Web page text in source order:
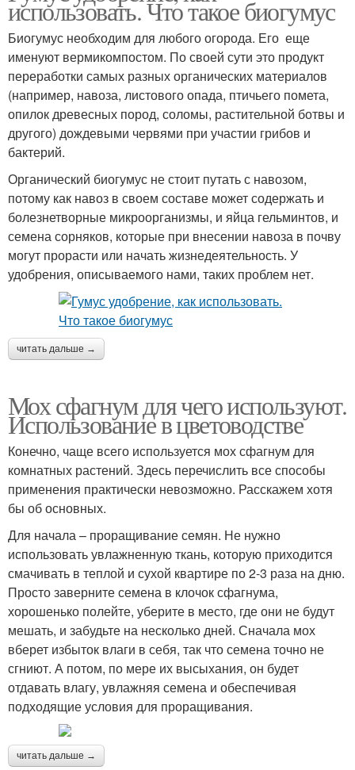
использовать. Что такое биогумус
Биогумус необходим для любого огорода. Его еще
именуют вермикомпостом. По своей сути это продукт
переработки самых разных органических материалов
(например, навоза, листового опада, птичьего помета,
опилок древесных пород, соломы, растительной ботвы и
другого) дождевыми червями при участии грибов и
бактерий.
Органический биогумус не стоит путать с навозом,
потому как навоз в своем составе может содержать и
болезнетворные микроорганизмы, и яйца гельминтов, и
семена сорняков, которые при внесении навоза в почву
могут прорасти или начать жизнедеятельность. У
удобрения, описываемого нами, таких проблем нет.
читать дальше →
Мох сфагнум для чего используют.
Использование в цветоводстве
Конечно, чаще всего используется мох сфагнум для
комнатных растений. Здесь перечислить все способы
применения практически невозможно. Расскажем хотя
бы об основных.
Для начала – проращивание семян. Не нужно
использовать увлажненную ткань, которую приходится
смачивать в теплой и сухой квартире по 2-3 раза на дню.
Просто заверните семена в клочок сфагнума,
хорошенько полейте, уберите в место, где они не будут
мешать, и забудьте на несколько дней. Сначала мох
вберет избыток влаги в себя, так что семена точно не
сгниют. А потом, по мере их высыхания, он будет
отдавать влагу, увлажняя семена и обеспечивая
подходящие условия для проращивания.
читать дальше →